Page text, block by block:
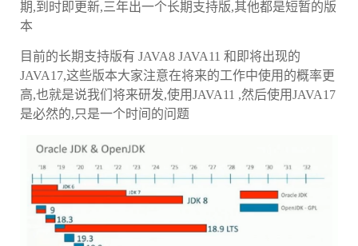
期,到时即更新,三年出一个长期支持版,其他都是短暂的版
本
目前的长期支持版有 JAVA8 JAVA11 和即将出现的
JAVA17,这些版本大家注意在将来的工作中使用的概率更
高,也就是说我们将来研发,使用JAVA11 ,然后使用JAVA17
是必然的,只是一个时间的问题